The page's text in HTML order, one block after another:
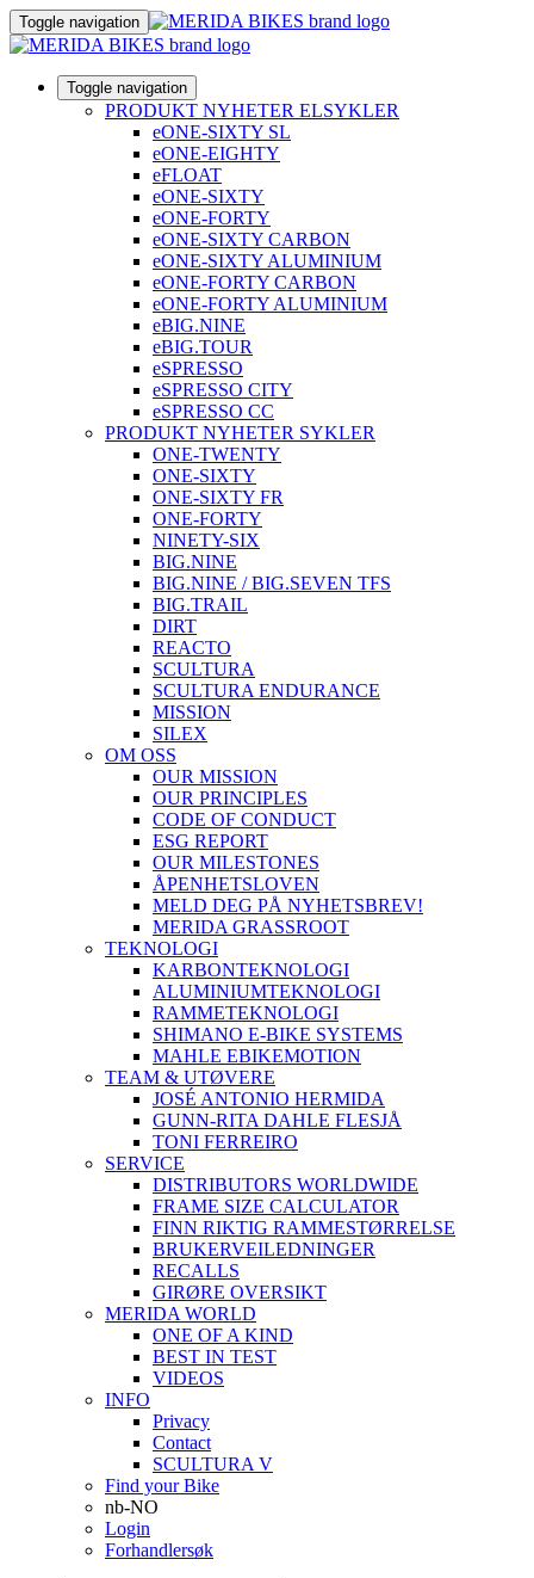
Toggle navigation
Toggle navigation
PRODUKT NYHETER ELSYKLER
eONE-SIXTY SL
eONE-EIGHTY
eFLOAT
eONE-SIXTY
eONE-FORTY
eONE-SIXTY CARBON
eONE-SIXTY ALUMINIUM
eONE-FORTY CARBON
eONE-FORTY ALUMINIUM
eBIG.NINE
eBIG.TOUR
eSPRESSO
eSPRESSO CITY
eSPRESSO CC
PRODUKT NYHETER SYKLER
ONE-TWENTY
ONE-SIXTY
ONE-SIXTY FR
ONE-FORTY
NINETY-SIX
BIG.NINE
BIG.NINE / BIG.SEVEN TFS
BIG.TRAIL
DIRT
REACTO
SCULTURA
SCULTURA ENDURANCE
MISSION
SILEX
OM OSS
OUR MISSION
OUR PRINCIPLES
CODE OF CONDUCT
ESG REPORT
OUR MILESTONES
ÅPENHETSLOVEN
MELD DEG PÅ NYHETSBREV!
MERIDA GRASSROOT
TEKNOLOGI
KARBONTEKNOLOGI
ALUMINIUMTEKNOLOGI
RAMMETEKNOLOGI
SHIMANO E-BIKE SYSTEMS
MAHLE EBIKEMOTION
TEAM & UTØVERE
JOSÉ ANTONIO HERMIDA
GUNN-RITA DAHLE FLESJÅ
TONI FERREIRO
SERVICE
DISTRIBUTORS WORLDWIDE
FRAME SIZE CALCULATOR
FINN RIKTIG RAMMESTØRRELSE
BRUKERVEILEDNINGER
RECALLS
GIRØRE OVERSIKT
MERIDA WORLD
ONE OF A KIND
BEST IN TEST
VIDEOS
INFO
Privacy
Contact
SCULTURA V
Find your Bike
nb-NO
Login
Forhandlersøk